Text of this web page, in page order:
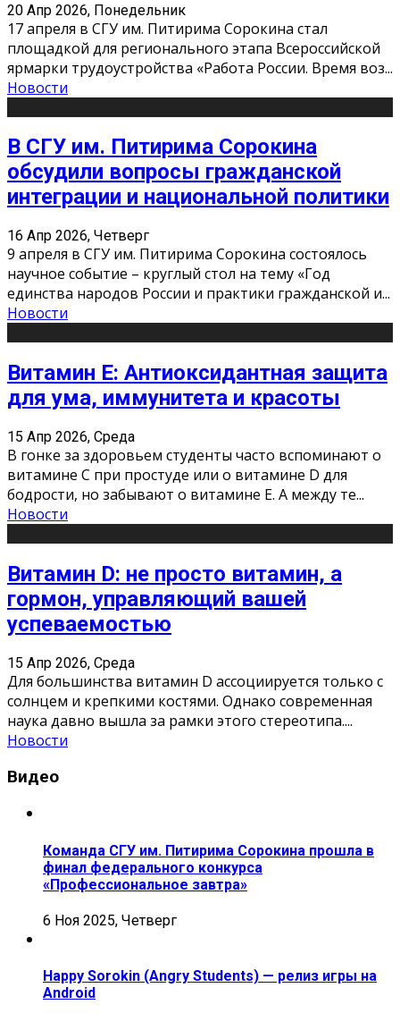
20 Апр 2026, Понедельник
17 апреля в СГУ им. Питирима Сорокина стал
площадкой для регионального этапа Всероссийской
ярмарки трудоустройства «Работа России. Время воз...
Новости
В СГУ им. Питирима Сорокина
обсудили вопросы гражданской
интеграции и национальной политики
16 Апр 2026, Четверг
9 апреля в СГУ им. Питирима Сорокина состоялось
научное событие – круглый стол на тему «Год
единства народов России и практики гражданской и...
Новости
Витамин Е: Антиоксидантная защита
для ума, иммунитета и красоты
15 Апр 2026, Среда
В гонке за здоровьем студенты часто вспоминают о
витамине С при простуде или о витамине D для
бодрости, но забывают о витамине Е. А между те...
Новости
Витамин D: не просто витамин, а
гормон, управляющий вашей
успеваемостью
15 Апр 2026, Среда
Для большинства витамин D ассоциируется только с
солнцем и крепкими костями. Однако современная
наука давно вышла за рамки этого стереотипа....
Новости
Видео
Команда СГУ им. Питирима Сорокина прошла в
финал федерального конкурса
«Профессиональное завтра»
6 Ноя 2025, Четверг
Happy Sorokin (Angry Students) — релиз игры на
Android